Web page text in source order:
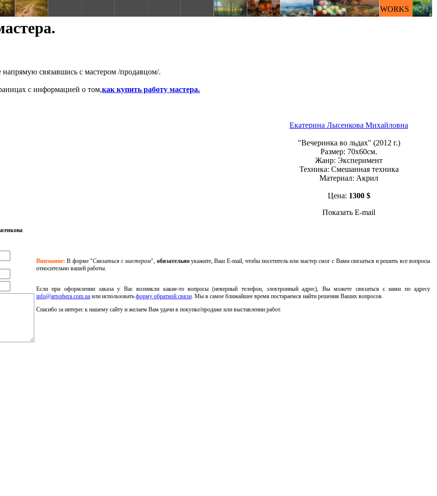
WORKS
связавшись с мастером /продавцом/.
с информацией о том,как купить работу мастера.
Екатерина Лысенкова Михайловна
"Вечеринка во льдах" (2012 г.)
Размер: 70х60см.
Жанр: Эксперимент
Техника: Смешанная техника
Материал: Акрил
Цена: 1300 $
Показать E-mail
Внимание: В форме "Связаться с мастером", обязательноукажите, Ваш E-mail, чтобы посетитель или мастер смог с Вами связаться и решить все вопросы
относительно вашей работы.
Если при оформлении заказа у Вас возникли какие-то вопросы (неверный телефон, электронный адрес), Вы можете связаться с нами по адресу
info@artsphera.com.ua или использовать форму обратной связи. Мы в самое ближайшее время постараемся найти решения Ваших вопросов.
Спасибо за интерес к нашему сайту и желаем Вам удачи в покупке/продаже или выставлении работ.